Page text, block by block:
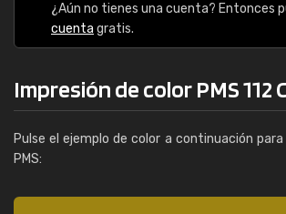
¿Aún no tienes una cuenta? Entonces
cuenta gratis.
Impresión de color PMS 112
Pulse el ejemplo de color a continuación
PMS: